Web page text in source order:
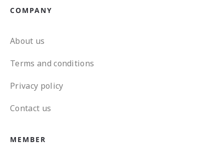
COMPANY
About us
Terms and conditions
Privacy policy
Contact us
MEMBER